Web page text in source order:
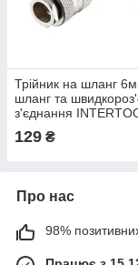
Трійник на шланг
шланг та
з'єднання
129 ₴
Про нас
98%